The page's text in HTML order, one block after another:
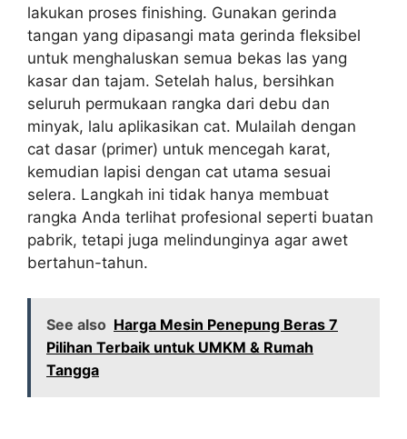
lakukan proses finishing. Gunakan gerinda
tangan yang dipasangi mata gerinda fleksibel
untuk menghaluskan semua bekas las yang
kasar dan tajam. Setelah halus, bersihkan
seluruh permukaan rangka dari debu dan
minyak, lalu aplikasikan cat. Mulailah dengan
cat dasar (primer) untuk mencegah karat,
kemudian lapisi dengan cat utama sesuai
selera. Langkah ini tidak hanya membuat
rangka Anda terlihat profesional seperti buatan
pabrik, tetapi juga melindunginya agar awet
bertahun-tahun.
See also Harga Mesin Penepung Beras 7
Pilihan Terbaik untuk UMKM & Rumah
Tangga